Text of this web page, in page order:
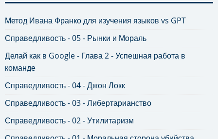
Метод Ивана Франко для изучения языков vs GPT
Справедливость - 05 - Рынки и Мораль
Делай как в Google - Глава 2 - Успешная работа в
команде
Справедливость - 04 - Джон Локк
Справедливость - 03 - Либертарианство
Справедливость - 02 - Утилитаризм